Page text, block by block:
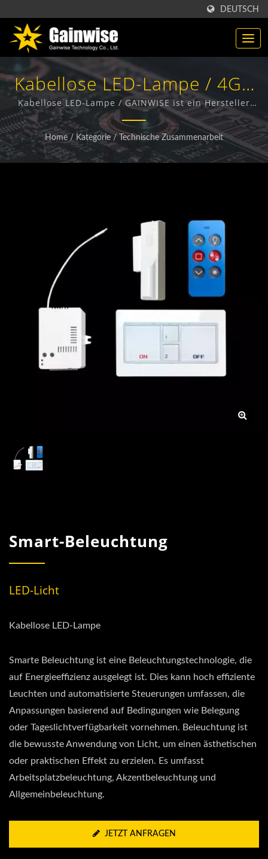
DEUTSCH
Kabellose LED-Lampe / 4G /
5G Wireless-Produkte
Hersteller | Gainwise
Technology Co., Ltd.
Kabellose LED-Lampe / GAINWISE ist ein Hersteller
und Exporteur, der sich auf das Design, die
Entwicklung und die Herstellung von Festnetz-
Funkterminals, 4G-Türsprechanlagen, 4G-Toröffnern
und 4G-Rauchmeldern spezialisiert hat.
Home / Kategorie / Technische Zusammenarbeit
Smart-Beleuchtung
LED-Licht
Kabellose LED-Lampe
Smarte Beleuchtung ist eine Beleuchtungstechnologie, die
auf Energieeffizienz ausgelegt ist. Dies kann hoch effiziente
Leuchten und automatisierte Steuerungen umfassen, die
Anpassungen basierend auf Bedingungen wie Belegung
oder Tageslichtverfügbarkeit vornehmen. Beleuchtung ist
die bewusste Anwendung von Licht, um einen ästhetischen
oder praktischen Effekt zu erzielen. Es umfasst
Arbeitsplatzbeleuchtung, Akzentbeleuchtung und
Allgemeinbeleuchtung.
JETZT ANFRAGEN